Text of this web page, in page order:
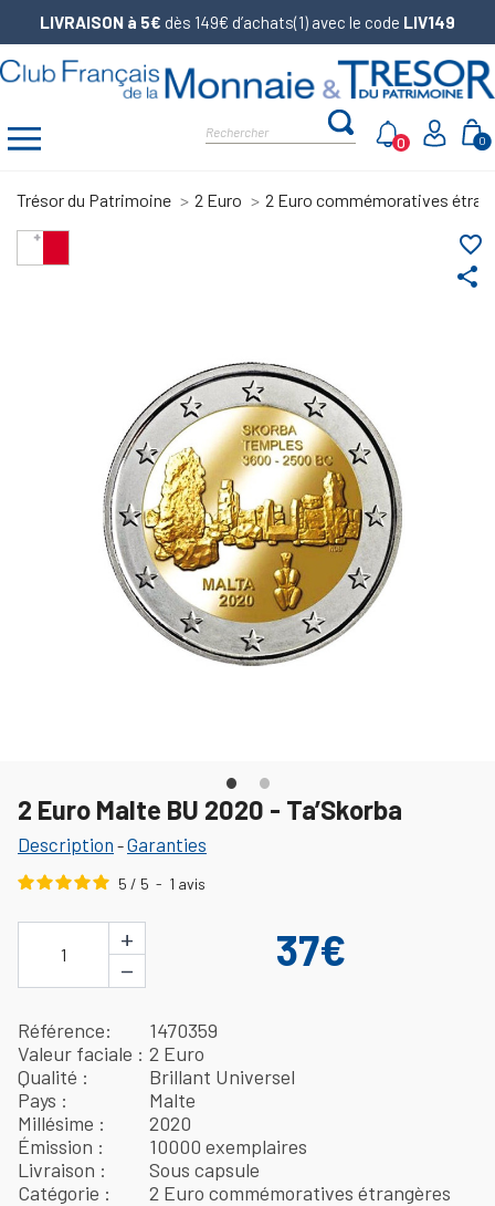
LIVRAISON à 5€ dès 149€ d’achats(1) avec le code LIV149
0
0
Trésor du Patrimoine 2 Euro 2 Euro commémoratives
share
favorite_border
2 Euro Malte BU 2020 - Ta’Skorba
Description -Garanties
5 / 5 - 1 avis
1
+
−
37€
Référence
1470359
Valeur faciale
2 Euro
Qualité
Brillant Universel
Pays
Malte
Millésime
2020
Émission
10000 exemplaires
Livraison
Sous capsule
Catégorie
2 Euro commémoratives étrangères